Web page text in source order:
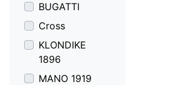
BUGATTI
Cross
KLONDIKE
1896
MANO 1919